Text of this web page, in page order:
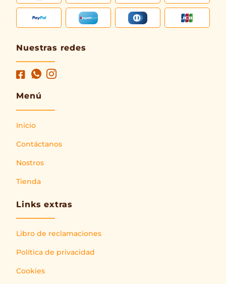
Nuestras redes
Menú
Inicio
Contáctanos
Nostros
Tienda
Links extras
Libro de reclamaciones
Política de privacidad
Cookies